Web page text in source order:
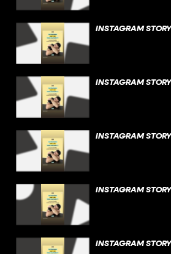
INSTAGRAM
INSTAGRAM
INSTAGRAM
INSTAGRAM
INSTAGRAM